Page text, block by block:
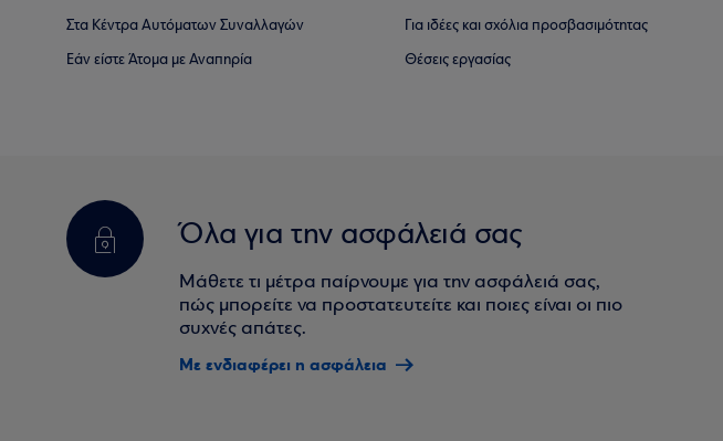
Στα Κέντρα Αυτόματων Συναλλαγών
Εάν είστε Άτομα με Αναπηρία
Για ιδέες και σχόλια προσβασιμότητας
Θέσεις εργασίας
Όλα για την ασφάλειά σας
Μάθετε τι μέτρα παίρνουμε για την ασφάλειά σας,
πώς μπορείτε να προστατευτείτε και ποιες είναι οι πιο
συχνές απάτες.
Με ενδιαφέρει η ασφάλεια